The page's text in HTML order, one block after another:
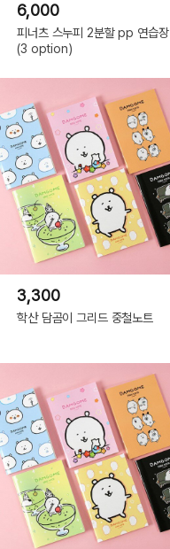
6,000
피너츠 스누피 2분할 pp 연습장
(3 option)
3,300
학산 담곰이 그리드 중철노트